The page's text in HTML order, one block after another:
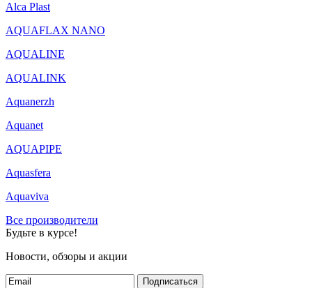
Alca Plast
AQUAFLAX NANO
AQUALINE
AQUALINK
Aquanerzh
Aquanet
AQUAPIPE
Aquasfera
Aquaviva
Все производители
Будьте в курсе!
Новости, обзоры и акции
Подписаться